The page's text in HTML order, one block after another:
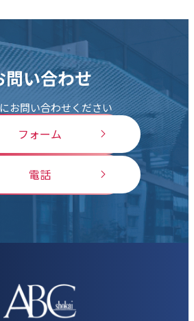
問い合わせ
お問い合わせください
フォーム
電話